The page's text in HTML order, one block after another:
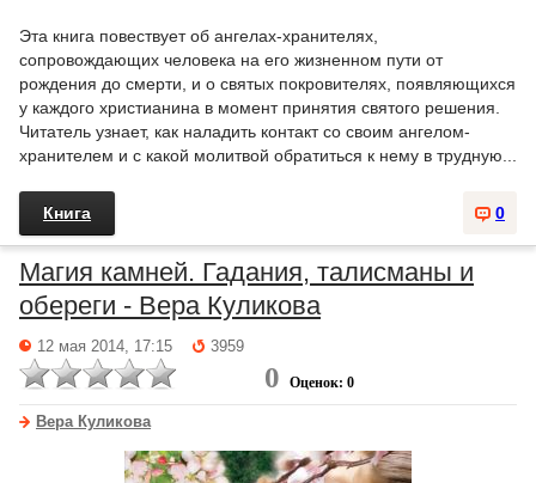
Эта книга повествует об ангелах-хранителях,
сопровождающих человека на его жизненном пути от
рождения до смерти, и о святых покровителях, появляющихся
у каждого христианина в момент принятия святого решения.
Читатель узнает, как наладить контакт со своим ангелом-
хранителем и с какой молитвой обратиться к нему в трудную...
0
Книга
Магия камней. Гадания, талисманы и
обереги - Вера Куликова
12 мая 2014, 17:15 3959
0 Оценок: 0
Вера Куликова